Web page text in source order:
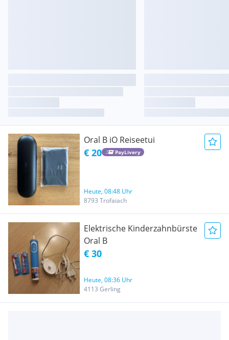
Oral B iO Reiseetui
€ 20 PayLivery
Heute, 08:48 Uhr
8793 Trofaiach
Elektrische Kinderzahnbürste
Oral B
€ 30
Heute, 08:36 Uhr
4113 Gerling